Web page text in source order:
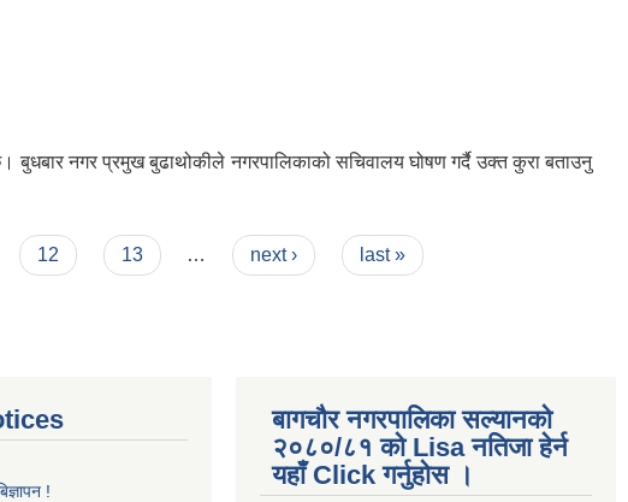
बुधबार नगर प्रमुख बुढाथोकीले नगरपालिकाको सचिवालय घोषण गर्दै उक्त कुरा बताउनु
12 13 … next › last »
!
बागचौर नगरपालिका सल्यानको
२०८०/८१ को Lisa नतिजा हेर्न
यहाँ Click गर्नुहोस ।